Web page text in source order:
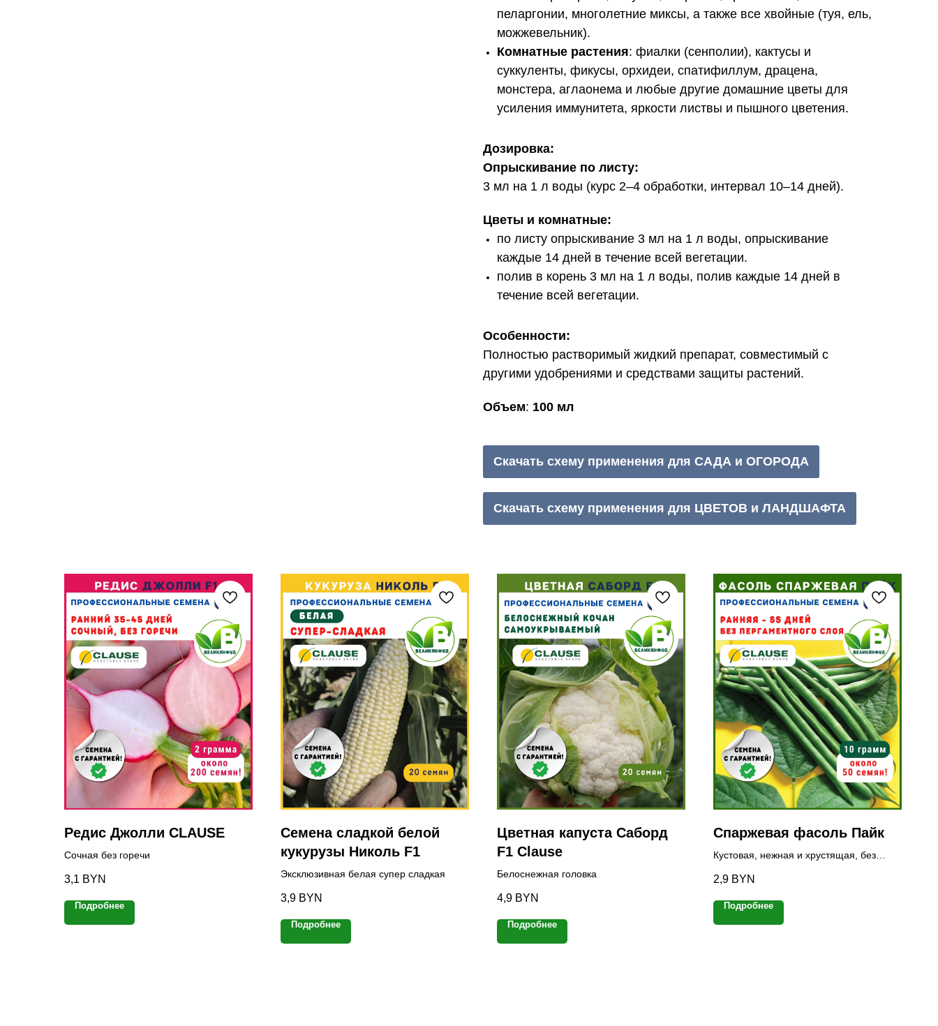
пеларгонии, многолетние миксы, а также все хвойные (туя, ель,
можжевельник).
Комнатные растения: фиалки (сенполии), кактусы и
суккуленты, фикусы, орхидеи, спатифиллум, драцена,
монстера, аглаонема и любые другие домашние цветы для
усиления иммунитета, яркости листвы и пышного цветения.
Дозировка:
Опрыскивание по листу:
3 мл на 1 л воды (курс 2–4 обработки, интервал 10–14 дней).
Цветы и комнатные:
по листу опрыскивание 3 мл на 1 л воды, опрыскивание
каждые 14 дней в течение всей вегетации.
полив в корень 3 мл на 1 л воды, полив каждые 14 дней в
течение всей вегетации.
Особенности:
Полностью растворимый жидкий препарат, совместимый с
другими удобрениями и средствами защиты растений.
Объем: 100 мл
Скачать схему применения для САДА и ОГОРОДА
Скачать схему применения для ЦВЕТОВ и ЛАНДШАФТА
Редис Джолли CLAUSE
Сочная без горечи
3,1 BYN
Подробнее
Семена сладкой белой
кукурузы Николь F1
Эксклюзивная белая супер сладкая
3,9 BYN
Подробнее
Цветная капуста Саборд
F1 Clause
Белоснежная головка
4,9 BYN
Подробнее
Спаржевая фасоль Пайк
Кустовая, нежная и хрустящая, без
2,9 BYN
Подробнее